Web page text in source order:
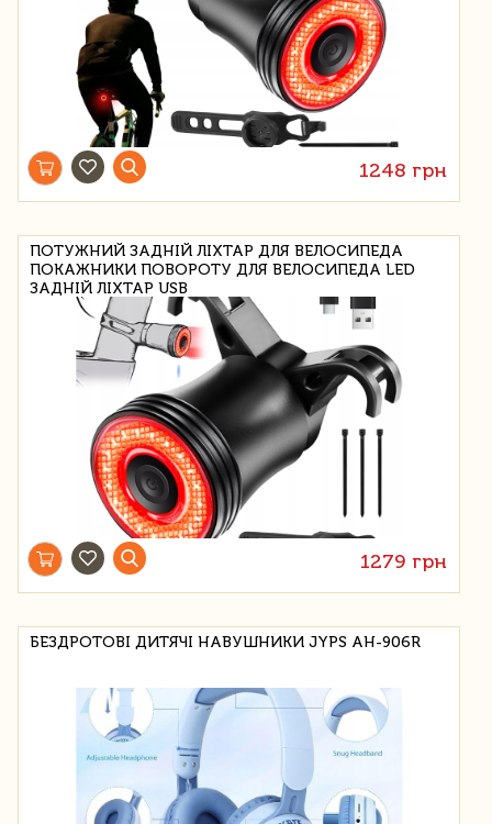
1248 грн
ПОТУЖНИЙ ЗАДНІЙ ЛІХТАР ДЛЯ ВЕЛОСИПЕДА
ПОКАЖНИКИ ПОВОРОТУ ДЛЯ ВЕЛОСИПЕДА LED
ЗАДНІЙ ЛІХТАР USB
1279 грн
БЕЗДРОТОВІ ДИТЯЧІ НАВУШНИКИ JYPS AH-906R